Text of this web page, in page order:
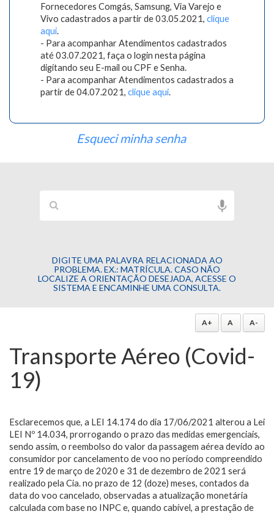
Fornecedores Comgás, Samsung, Via Varejo e
Vivo cadastrados a partir de 03.05.2021, clique
aqui.
- Para acompanhar Atendimentos cadastrados
até 03.07.2021, faça o login nesta página
digitando seu E-mail ou CPF e Senha.
- Para acompanhar Atendimentos cadastrados a
partir de 04.07.2021, clique aqui.
Esqueci minha senha
DIGITE UMA PALAVRA RELACIONADA AO
PROBLEMA. EX.: MATRÍCULA. CASO NÃO
LOCALIZE A ORIENTAÇÃO DESEJADA, ACESSE O
SISTEMA E ENCAMINHE UMA CONSULTA.
A+ A A-
Transporte Aéreo (Covid-
19)
Esclarecemos que, a LEI 14.174 do dia 17/06/2021 alterou a Lei
LEI Nº 14.034, prorrogando o prazo das medidas emergenciais,
sendo assim, o reembolso do valor da passagem aérea devido ao
consumidor por cancelamento de voo no período compreendido
entre 19 de março de 2020 e 31 de dezembro de 2021 será
realizado pela Cia. no prazo de 12 (doze) meses, contados da
data do voo cancelado, observadas a atualização monetária
calculada com base no INPC e, quando cabível, a prestação de